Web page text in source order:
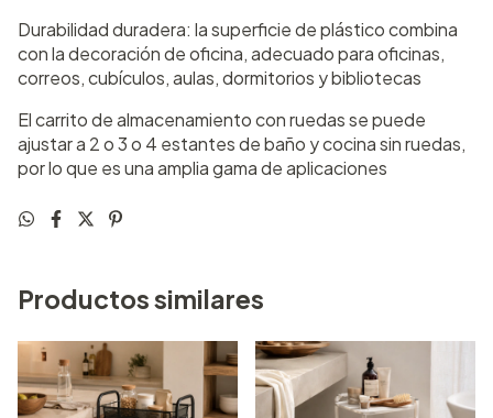
Durabilidad duradera: la superficie de plástico combina
con la decoración de oficina, adecuado para oficinas,
correos, cubículos, aulas, dormitorios y bibliotecas
El carrito de almacenamiento con ruedas se puede
ajustar a 2 o 3 o 4 estantes de baño y cocina sin ruedas,
por lo que es una amplia gama de aplicaciones
Productos similares